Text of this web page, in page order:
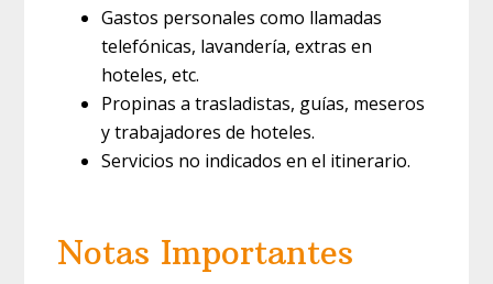
Gastos personales como llamadas
telefónicas, lavandería, extras en
hoteles, etc.
Propinas a trasladistas, guías, meseros
y trabajadores de hoteles.
Servicios no indicados en el itinerario.
Notas Importantes